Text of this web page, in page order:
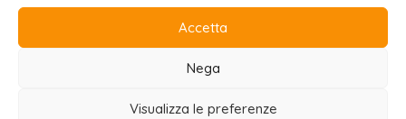
Accetta
Nega
Visualizza le preferenze
PRIVACYCOOKIECREDITSSITEMAP
©2026 beewired srl P.IVA 13377721009